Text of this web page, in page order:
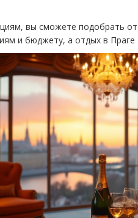
вы сможете подобрать
и бюджету, а отдых в